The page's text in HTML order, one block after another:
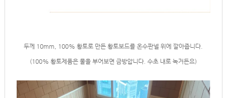
두께 10mm, 100% 황토로 만든 황토보드를 온수판넬 위에 깔아줍니다.
(100% 황토제품은 물을 부어보면 금방압니다. 수초 내로 녹거든요)